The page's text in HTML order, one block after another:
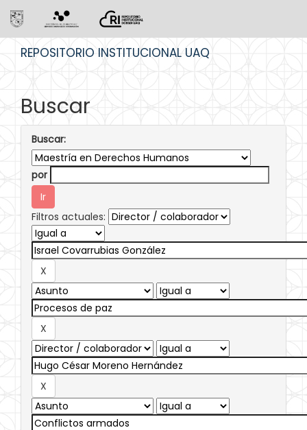
REPOSITORIO INSTITUCIONAL UAQ
Buscar
Buscar:
por
Filtros actuales: